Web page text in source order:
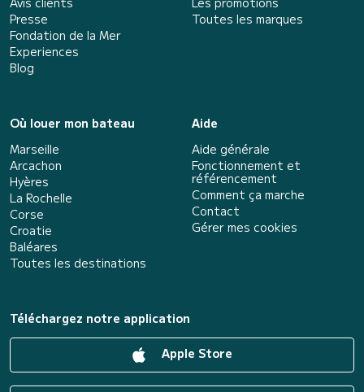
Presse
Fondation de la Mer
Experiences
Blog
Toutes les marques
Où louer mon bateau
Marseille
Arcachon
Hyères
La Rochelle
Corse
Croatie
Baléares
Toutes les destinations
Aide
Aide générale
Fonctionnement et
référencement
Comment ça marche
Contact
Gérer mes cookies
Téléchargez notre application
Apple Store